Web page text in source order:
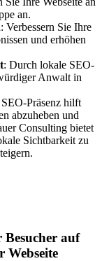
an.
: Verbessern Sie Ihre
und erhöhen
: Durch lokale SEO-
Anwalt in
Präsenz hilft
abzuheben und
Consulting bietet
Sichtbarkeit zu
auf
Webseite